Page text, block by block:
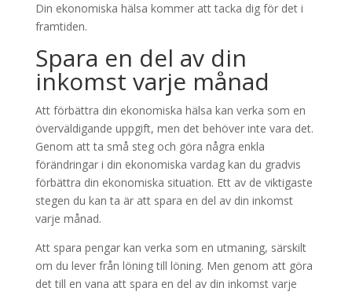
Din ekonomiska hälsa kommer att tacka dig för det i
framtiden.
Spara en del av din
inkomst varje månad
Att förbättra din ekonomiska hälsa kan verka som en
överväldigande uppgift, men det behöver inte vara det.
Genom att ta små steg och göra några enkla
förändringar i din ekonomiska vardag kan du gradvis
förbättra din ekonomiska situation. Ett av de viktigaste
stegen du kan ta är att spara en del av din inkomst
varje månad.
Att spara pengar kan verka som en utmaning, särskilt
om du lever från löning till löning. Men genom att göra
det till en vana att spara en del av din inkomst varje